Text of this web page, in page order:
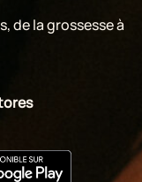
de la grossesse à